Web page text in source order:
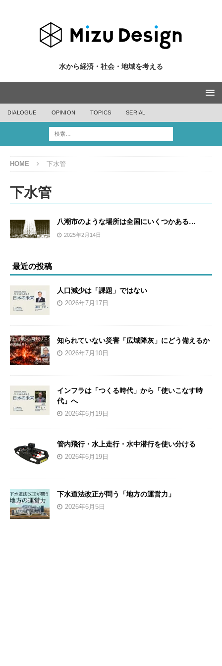
水から経済・社会・地域を考える
DIALOGUE OPINION TOPICS SERIAL
HOME 下水管
下水管
八潮市のような場所は全国にいくつかある…
2025年2月14日
最近の投稿
人口減少は「課題」ではない
2026年7月17日
知られていない災害「広域降灰」にどう備えるか
2026年7月10日
インフラは「つくる時代」から「使いこなす時
代」へ
2026年6月19日
管内飛行・水上走行・水中潜行を使い分ける
2026年6月19日
下水道法改正が問う「地方の運営力」
2026年6月5日